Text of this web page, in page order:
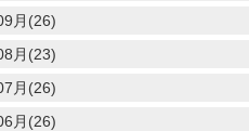
月(26)
月(23)
月(26)
月(26)